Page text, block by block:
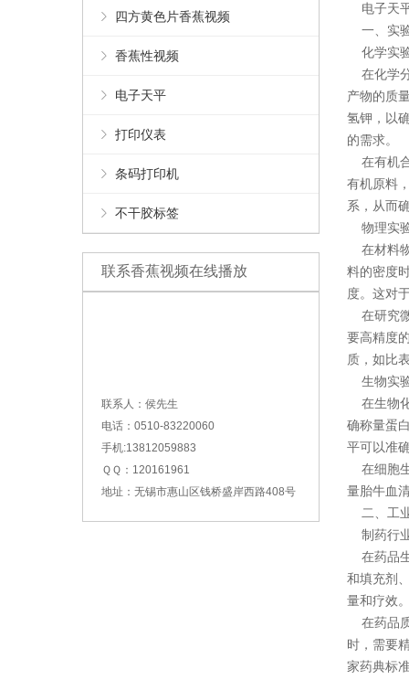
四方黄色片香蕉视频
香蕉性视频
电子天平
打印仪表
条码打印机
不干胶标签
联系香蕉视频在线播放
联系人：侯先生
电话：0510-83220060
手机:13812059883
ＱＱ：120161961
地址：无锡市惠山区钱桥盛岸西路408号
电子天
一、实
化学实
在化学
产物的质
氢钾，以
的需求。
在有机
有机原料
系，从而
物理实
在材料
料的密度
度。这对
在研究
要高精度
质，如比
生物实
在生物
确称量蛋
平可以准
在细胞
量胎牛血
二、工
制药行
在药品
和填充剂
量和疗效
在药品
时，需要
家药典标